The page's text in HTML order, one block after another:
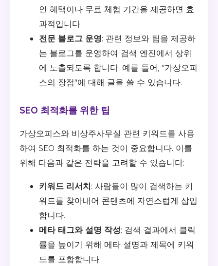
인 혜택이나 무료 체험 기간을 제공하면 효
과적입니다.
전문 블로그 운영: 관련 정보와 팁을 제공하
는 블로그를 운영하여 검색 엔진에서 상위
에 노출되도록 합니다. 예를 들어, "가상오피
스의 장점"에 대해 글을 쓸 수 있습니다.
SEO 최적화를 위한 팁
가상오피스와 비상주사무실 관련 키워드를 사용
하여 SEO 최적화를 하는 것이 중요합니다. 이를
위해 다음과 같은 전략을 고려할 수 있습니다:
키워드 리서치: 사람들이 많이 검색하는 키
워드를 찾아내어 콘텐츠에 자연스럽게 삽입
합니다.
메타 태그와 설명 작성: 검색 결과에서 클릭
률을 높이기 위해 메타 설명과 제목에 키워
드를 포함합니다.